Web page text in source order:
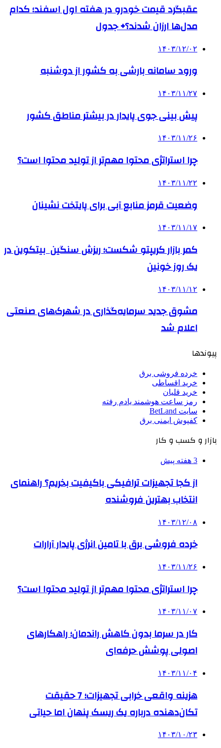
عقبگرد قیمت خودرو در هفته اول اسفند؛ کدام
مدل‌ها ارزان شدند؟+ جدول
۱۴۰۳/۱۲/۰۲
ورود سامانه بارشی به کشور از دوشنبه
۱۴۰۳/۱۱/۲۷
­پیش بینی جوی پایدار در بیشتر مناطق کشور
۱۴۰۳/۱۱/۲۶
چرا استراتژی محتوا مهم‌تر از تولید محتوا است؟
۱۴۰۳/۱۱/۲۲
وضعیت قرمز منابع آبی برای پایتخت نشینان
۱۴۰۳/۱۱/۱۷
کمر بازار کریپتو شکست؛ ریزش سنگین بیتکوین در
یک روز خونین
۱۴۰۳/۱۱/۱۲
مشوق جدید سرمایه‌گذاری در شهرک‌های صنعتی
اعلام شد
پیوندها
خرده فروشی برق
خرید اقساطی
خرید قلیان
رمز ساعت هوشمند یادم رفته
سایت BetLand
کفپوش ایمنی برق
بازار و کسب و کار
3 هفته پیش
از کجا تجهیزات ترافیکی باکیفیت بخریم؟ راهنمای
انتخاب بهترین فروشنده
۱۴۰۳/۱۲/۰۸
خرده فروشی برق با تامین انرژی پایدار آرارات
۱۴۰۳/۱۱/۲۶
چرا استراتژی محتوا مهم‌تر از تولید محتوا است؟
۱۴۰۳/۱۱/۰۷
کار در سرما بدون کاهش راندمان؛ راهکارهای
اصولی پوشش حرفه‌ای
۱۴۰۳/۱۱/۰۴
هزینه واقعی خرابی تجهیزات؛ 7 حقیقت
تکان‌دهنده درباره یک ریسک پنهان اما حیاتی
۱۴۰۳/۱۰/۲۳